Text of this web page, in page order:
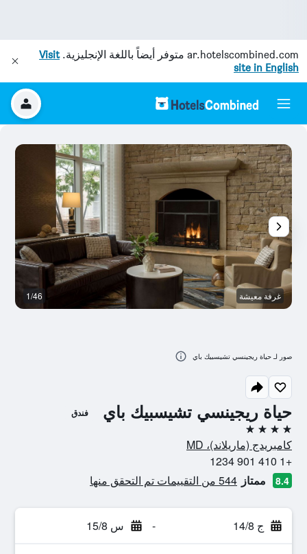
ar.hotelscombined.com متوفر أيضاً باللغة الإنجليزية.Visit
site in English
حياة ريجينسي تشيسبيك باي فندق
4 نجوم
كامبريدج (ماريلاند)، MD
+1 410 901 1234
8.4 ممتاز 544 من التقييمات تم التحقق منها
ج 14/8 - س 15/8
غرفة معيشة 1/46
صور لـ حياة ريجينسي تشيسبيك باي